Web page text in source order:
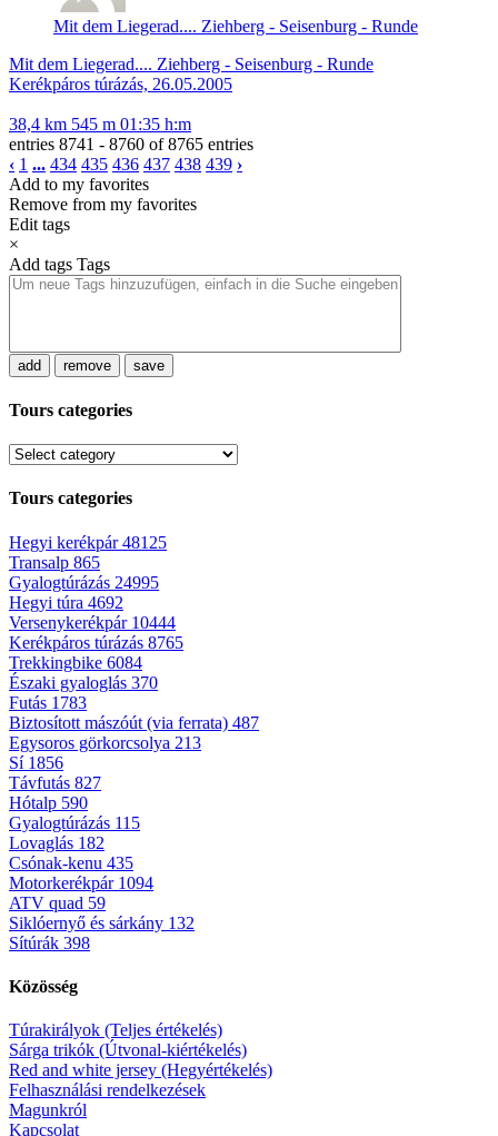
Mit dem Liegerad.... Ziehberg - Seisenburg - Runde
Mit dem Liegerad.... Ziehberg - Seisenburg - Runde
Kerékpáros túrázás, 26.05.2005
38,4 km 545 m 01:35 h:m
entries 8741 - 8760 of 8765 entries
‹ 1 ... 434 435 436 437 438 439 ›
Add to my favorites
Remove from my favorites
Edit tags
×
Add tags Tags
add remove save
Tours categories
Tours categories
Hegyi kerékpár48125
Transalp 865
Gyalogtúrázás 24995
Hegyi túra 4692
Versenykerékpár 10444
Kerékpáros túrázás 8765
Trekkingbike 6084
Északi gyaloglás 370
Futás 1783
Biztosított mászóút (via ferrata) 487
Egysoros görkorcsolya 213
Sí 1856
Távfutás 827
Hótalp 590
Gyalogtúrázás 115
Lovaglás 182
Csónak-kenu 435
Motorkerékpár 1094
ATV quad 59
Siklóernyő és sárkány 132
Sítúrák 398
Közösség
Túrakirályok (Teljes értékelés)
Sárga trikók (Útvonal-kiértékelés)
Red and white jersey (Hegyértékelés)
Felhasználási rendelkezések
Magunkról
Kapcsolat